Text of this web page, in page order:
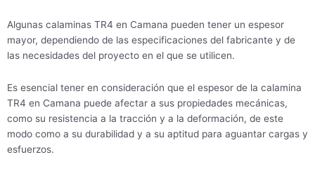
Algunas calaminas TR4 en Camana pueden tener un espesor
mayor, dependiendo de las especificaciones del fabricante y de
las necesidades del proyecto en el que se utilicen.
Es esencial tener en consideración que el espesor de la calamina
TR4 en Camana puede afectar a sus propiedades mecánicas,
como su resistencia a la tracción y a la deformación, de este
modo como a su durabilidad y a su aptitud para aguantar cargas y
esfuerzos.